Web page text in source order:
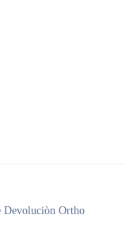
Devoluciòn Ortho